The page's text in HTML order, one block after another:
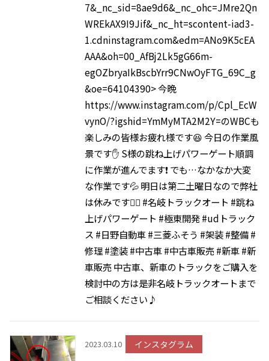
7&_nc_sid=8ae9d6&_nc_ohc=JMre2Qn
WREkAX9I9Jif&_nc_ht=scontent-iad3-
1.cdninstagram.com&edm=ANo9K5cEA
AAA&oh=00_AfBj2Lk5gG66m-
egOZbryaIkBscbYrr9CNwOyFTG_69C_g
&oe=64104390> 今晩
https://www.instagram.com/p/Cpl_EcW
vynO/?igshid=YmMyMTA2M2Y=のWBCも
楽しみの皆様お疲れ様です😆 今日の作業風
景です✋ S様の跳ね上げパワーゲート順調
に作業が進んでます❗️ でも…なかなか大変
な作業です💦 明日は第二土曜日なので弊社
は休みです🙇‍♂️ #名岐トラックオート #跳ね
上げパワーゲート #極東開発 #udトラック
ス #日野自動車 #三菱ふそう #架装 #整備 #
修理 #塗装 #中古車 #中古車販売 #新車 #新
車販売 中古車、新車のトラックをご購入を
検討中の方は是非名岐トラックオートまで
ご相談ください♪
2023.03.10 インスタグラム